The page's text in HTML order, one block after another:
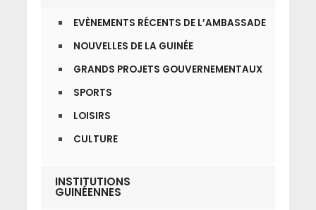
EVÈNEMENTS RÉCENTS DE L’AMBASSADE
NOUVELLES DE LA GUINÉE
GRANDS PROJETS GOUVERNEMENTAUX
SPORTS
LOISIRS
CULTURE
INSTITUTIONS
GUINÉENNES